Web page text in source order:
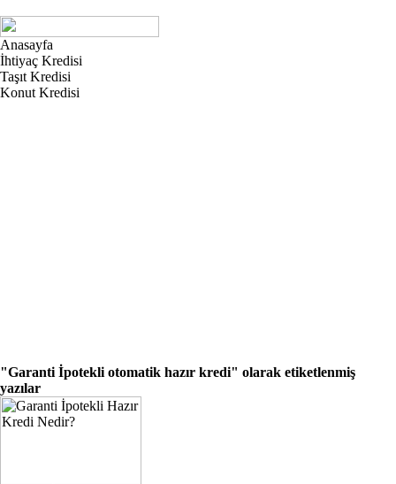
Anasayfa
İhtiyaç Kredisi
Taşıt Kredisi
Konut Kredisi
"Garanti İpotekli otomatik hazır kredi" olarak etiketlenmiş
yazılar